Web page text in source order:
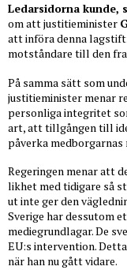
Ledarsidorna kunde,
om att justitieminister
att införa denna
motståndare till den
På samma sätt som
justitieminister menar
personliga integritet
art, att tillgången till
påverka
Regeringen menar att
likhet med tidigare så
ut inte ger den
Sverige har dessutom
mediegrundlagar. De
EU:s intervention.
när han nu gått vidare.